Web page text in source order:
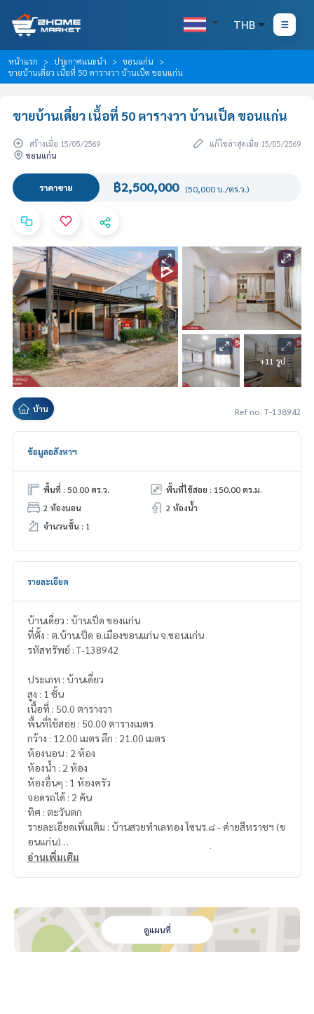
THB
หน้าแรก ประกาศแนะนำ
ขอนแก่น
ขายบ้านเดี่ยว เนื้อที่ 50 ตารางวา บ้านเป็ด ขอนแก่น
ขายบ้านเดี่ยว เนื้อที่ 50 ตารางวา บ้านเป็ด ขอนแก่น
สร้างเมื่อ 15/05/2569
แก้ไขล่าสุดเมื่อ 15/05/2569
ขอนแก่น
ราคาขาย ฿2,500,000 (50,000 บ./ตร.ว.)
+11 รูป
บ้าน Ref no. T-138942
ข้อมูลอสังหาฯ
พื้นที่ : 50.00 ตร.ว.
พื้นที่ใช้สอย : 150.00 ตร.ม.
2 ห้องนอน
2 ห้องน้ำ
จำนวนชั้น : 1
รายละเอียด
บ้านเดี่ยว : บ้านเป็ด ของแก่น
ที่ตั้ง : ต.บ้านเป็ด อ.เมืองขอนแก่น จ.ขอนแก่น
รหัสทรัพย์ : T-138942
ประเภท : บ้านเดี่ยว
สูง : 1 ชั้น
เนื้อที่ : 50.0 ตารางวา
พื้นที่ใช้สอย : 50.00 ตารางเมตร
กว้าง : 12.00 เมตร ลึก : 21.00 เมตร
ห้องนอน : 2 ห้อง
ห้องน้ำ : 2 ห้อง
ห้องอื่นๆ : 1 ห้องครัว
จอดรถได้ : 2 คัน
ทิศ : ตะวันตก
รายละเอียดเพิ่มเติม : บ้านสวยทำเลทอง โซนร.๘ - ค่ายสีหราชฯ (ข
อนแก่น)
"หิ้วกระเป๋าใบเดียวเข้าอยู่ได้เลย ฟังก์ชันครบเพื่อครอบครัว"
งรีโนเวทเพิ่ม
ของแถม
อ่านเพิ่มเติม
ดูแผนที่